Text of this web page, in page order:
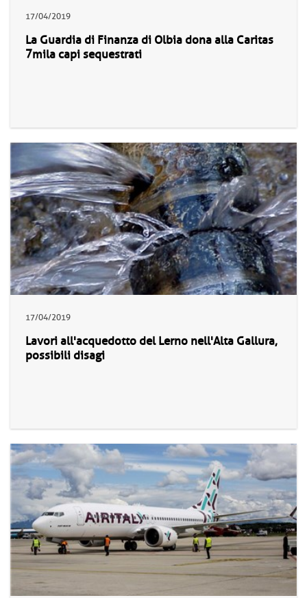
17/04/2019
La Guardia di Finanza di Olbia dona alla Caritas
7mila capi sequestrati
17/04/2019
Lavori all'acquedotto del Lerno nell'Alta Gallura,
possibili disagi